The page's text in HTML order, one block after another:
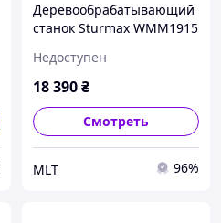
Деревообрабатывающий
станок Sturmax WMM1915
Недоступен
18 390₴
Смотреть
MLT 96%